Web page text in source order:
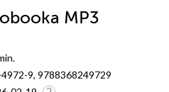
MP3
9, 9788368249729